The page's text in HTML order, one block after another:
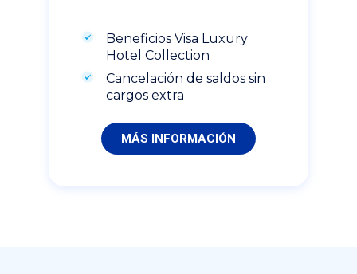
Beneficios Visa Luxury
Hotel Collection
Cancelación de saldos sin
cargos extra
MÁS INFORMACIÓN